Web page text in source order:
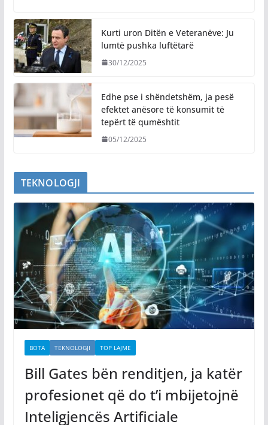
Kurti uron Ditën e Veteranëve: Ju
lumtë pushka luftëtarë
30/12/2025
Edhe pse i shëndetshëm, ja pesë
efektet anësore të konsumit të
tepërt të qumështit
05/12/2025
TEKNOLOGJI
BOTA TEKNOLOGJI TOP LAJME
Bill Gates bën renditjen, ja katër
profesionet që do t’i mbijetojnë
Inteligjencës Artificiale